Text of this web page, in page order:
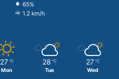
65%
1.2 km/h
27 ℃
Mon
28 ℃
Tue
27 ℃
Wed